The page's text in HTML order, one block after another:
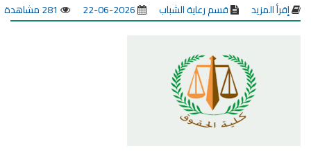
إقرأ المزيد قسم رعاية الشباب 2026-06-22 281 مشاهدة